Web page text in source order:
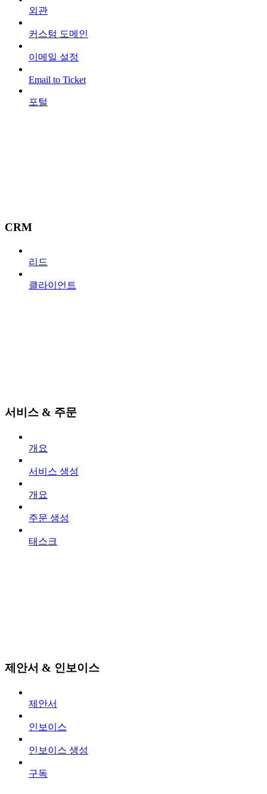
외관
커스텀 도메인
이메일 설정
Email to Ticket
포털
CRM
리드
클라이언트
서비스 & 주문
개요
서비스 생성
개요
주문 생성
태스크
제안서 & 인보이스
제안서
인보이스
인보이스 생성
구독